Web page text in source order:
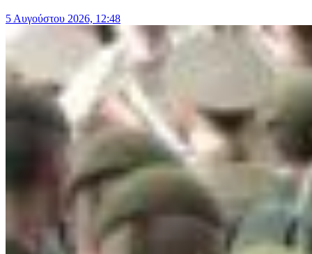
5 Αυγούστου 2026, 12:48